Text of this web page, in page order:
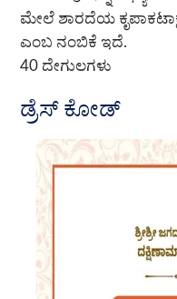
ಮೇಲೆ ಶಾರದೆಯ
ಎಂಬ ನಂಬಿಕೆ ಇದೆ.
40 ದೇಗುಲಗಳು
ಡ್ರೆಸ್ ಕೋಡ್